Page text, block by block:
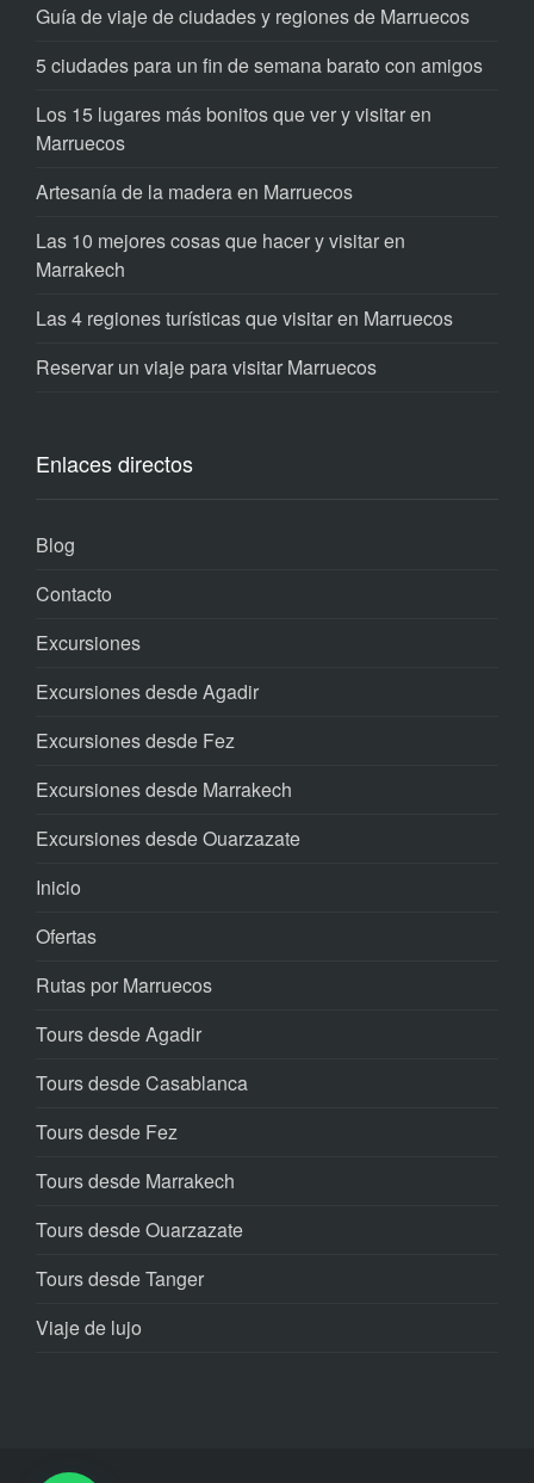
Guía de viaje de ciudades y regiones de Marruecos
5 ciudades para un fin de semana barato con amigos
Los 15 lugares más bonitos que ver y visitar en
Marruecos
Artesanía de la madera en Marruecos
Las 10 mejores cosas que hacer y visitar en
Marrakech
Las 4 regiones turísticas que visitar en Marruecos
Reservar un viaje para visitar Marruecos
Enlaces directos
Blog
Contacto
Excursiones
Excursiones desde Agadir
Excursiones desde Fez
Excursiones desde Marrakech
Excursiones desde Ouarzazate
Inicio
Ofertas
Rutas por Marruecos
Tours desde Agadir
Tours desde Casablanca
Tours desde Fez
Tours desde Marrakech
Tours desde Ouarzazate
Tours desde Tanger
Viaje de lujo